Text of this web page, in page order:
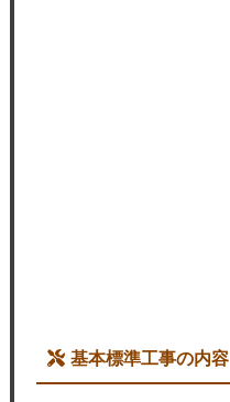
基本標準工事の内容